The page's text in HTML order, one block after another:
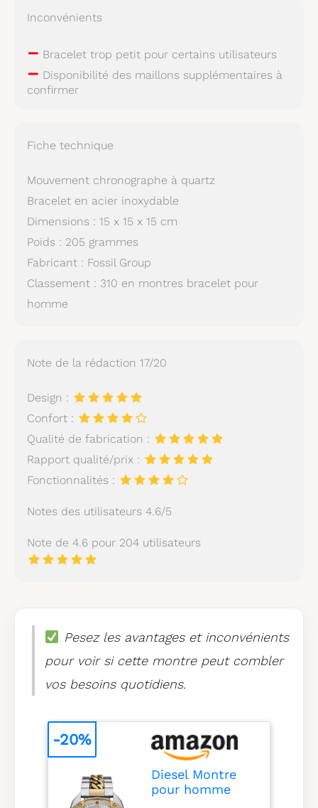
Inconvénients
– Bracelet trop petit pour certains utilisateurs
– Disponibilité des maillons supplémentaires à
confirmer
Fiche technique
Mouvement chronographe à quartz
Bracelet en acier inoxydable
Dimensions : 15 x 15 x 15 cm
Poids : 205 grammes
Fabricant : Fossil Group
Classement : 310 en montres bracelet pour
homme
Note de la rédaction 17/20
Design :
Confort :
Qualité de fabrication :
Rapport qualité/prix :
Fonctionnalités :
Notes des utilisateurs 4.6/5
Note de 4.6 pour 204 utilisateurs
Pesez les avantages et inconvénients
pour voir si cette montre peut combler
vos besoins quotidiens.
Diesel Montre
pour homme
-20%